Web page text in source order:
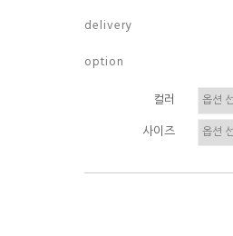
d e l i v e r y
o p t i o n
컬러
사이즈